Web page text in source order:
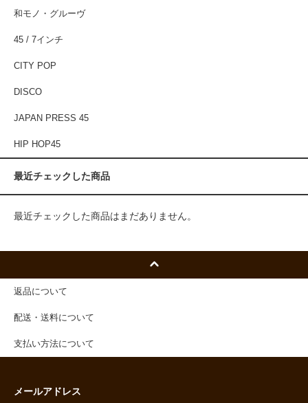
和モノ・グルーヴ
45 / 7インチ
CITY POP
DISCO
JAPAN PRESS 45
HIP HOP45
最近チェックした商品
最近チェックした商品はまだありません。
返品について
配送・送料について
支払い方法について
メールアドレス